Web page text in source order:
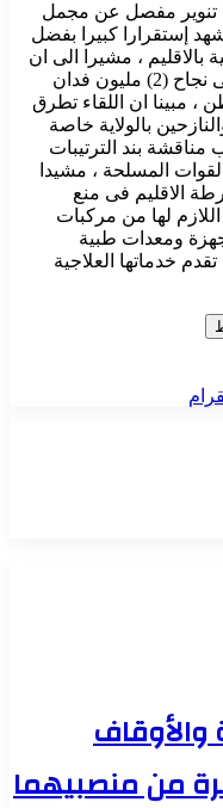
تنوير مفصل عن مجمل
تشهد إستقرارا كبيرا بفضل
بالاقليم ، مشيرا الى ان
استقرار الاحوال الامنية بالاقليم اسهم فى نجاح (2) مليون فدان
مبينا ان اللقاء تطرق
بالولاية خاصة
بند الترتيبات
المسلحة ، مشيدا
الاقليم فى منع
لها من مركبات
ومعدات طبية
خدماتها العلاجية
والأوقاف
من منصبيهما